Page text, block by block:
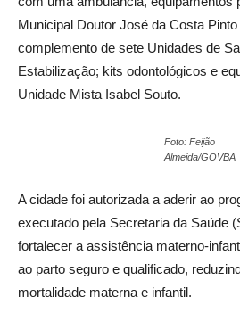
Municipal Doutor José da Costa
complemento de sete Unidades de
Estabilização; kits odontológicos e
Unidade Mista Isabel Souto.
Foto: Feijão
Almeida/GOVBA
A cidade foi autorizada a aderir ao
executado pela Secretaria da Saúde
fortalecer a assistência materno-
ao parto seguro e qualificado,
mortalidade materna e infantil.